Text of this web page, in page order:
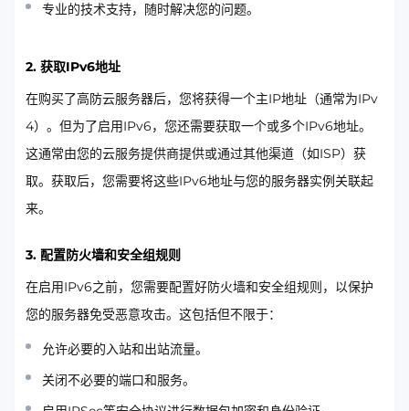
专业的技术支持，随时解决您的问题。
2. 获取IPv6地址
在购买了高防云服务器后，您将获得一个主IP地址（通常为IPv
4）。但为了启用IPv6，您还需要获取一个或多个IPv6地址。
这通常由您的云服务提供商提供或通过其他渠道（如ISP）获
取。获取后，您需要将这些IPv6地址与您的服务器实例关联起
来。
3. 配置防火墙和安全组规则
在启用IPv6之前，您需要配置好防火墙和安全组规则，以保护
您的服务器免受恶意攻击。这包括但不限于：
允许必要的入站和出站流量。
关闭不必要的端口和服务。